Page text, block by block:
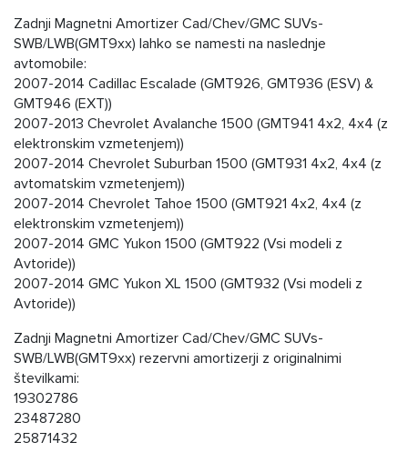
Zadnji Magnetni Amortizer Cad/Chev/GMC SUVs-
SWB/LWB(GMT9xx) lahko se namesti na naslednje
avtomobile:
2007-2014 Cadillac Escalade (GMT926, GMT936 (ESV) &
GMT946 (EXT))
2007-2013 Chevrolet Avalanche 1500 (GMT941 4x2, 4x4 (z
elektronskim vzmetenjem))
2007-2014 Chevrolet Suburban 1500 (GMT931 4x2, 4x4 (z
avtomatskim vzmetenjem))
2007-2014 Chevrolet Tahoe 1500 (GMT921 4x2, 4x4 (z
elektronskim vzmetenjem))
2007-2014 GMC Yukon 1500 (GMT922 (Vsi modeli z
Avtoride))
2007-2014 GMC Yukon XL 1500 (GMT932 (Vsi modeli z
Avtoride))
Zadnji Magnetni Amortizer Cad/Chev/GMC SUVs-
SWB/LWB(GMT9xx) rezervni amortizerji z originalnimi
številkami:
19302786
23487280
25871432